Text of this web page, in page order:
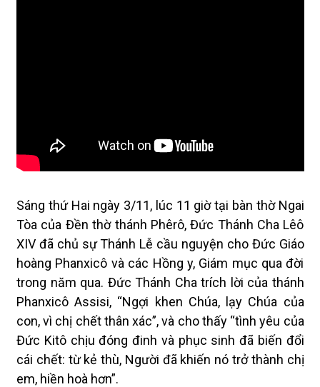
Sáng thứ Hai ngày 3/11, lúc 11 giờ tại bàn thờ Ngai
Tòa của Đền thờ thánh Phêrô, Đức Thánh Cha Lêô
XIV đã chủ sự Thánh Lễ cầu nguyện cho Đức Giáo
hoàng Phanxicô và các Hồng y, Giám mục qua đời
trong năm qua. Đức Thánh Cha trích lời của thánh
Phanxicô Assisi, “Ngợi khen Chúa, lạy Chúa của
con, vì chị chết thân xác”, và cho thấy “tình yêu của
Đức Kitô chịu đóng đinh và phục sinh đã biến đổi
cái chết: từ kẻ thù, Người đã khiến nó trở thành chị
em, hiền hoà hơn”.